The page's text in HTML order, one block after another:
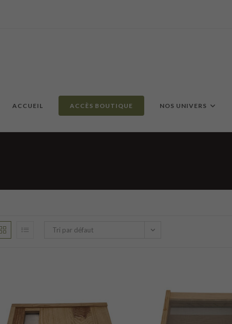
ACCUEIL ACCÈS BOUTIQUE NOS UNIVERS
Tri par défaut